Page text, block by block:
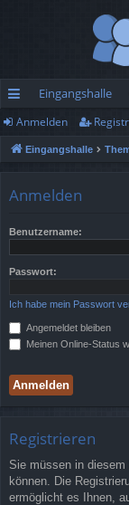
ch
ne
rif
f
Eingangshalle
Anmelden
Eingangshalle
Anmelden
Benutzername:
Passwort:
Ich habe mein Passwort
Angemeldet bleiben
Meinen Online-Status
Registrieren
Sie müssen in
können. Die
ermöglicht es Ihnen,